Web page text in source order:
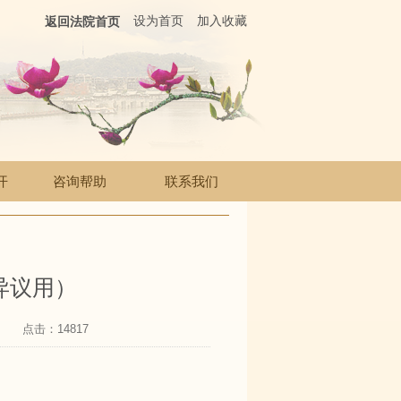
返回法院首页 设为首页 加入收藏
咨询帮助 联系我们
用）
点击：14817